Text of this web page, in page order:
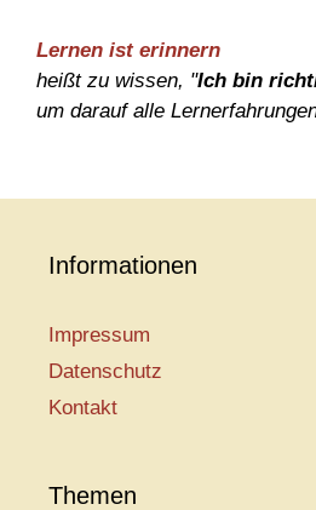
Lernen ist erinnern
heißt zu wissen, "Ich bin
um darauf alle
Informationen
Impressum
Datenschutz
Kontakt
Themen